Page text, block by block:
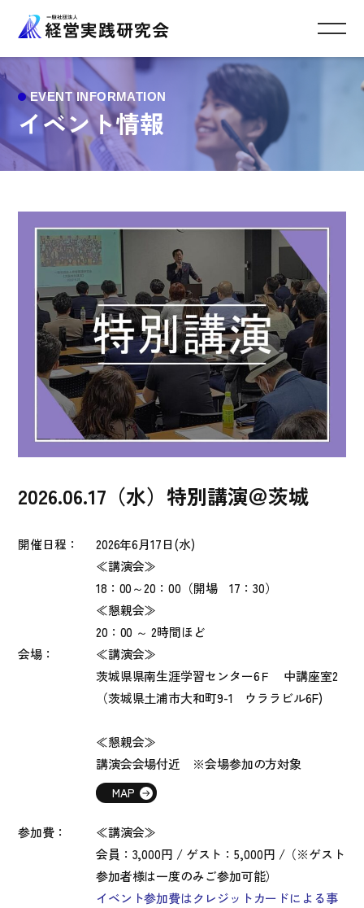
イベント情報
2026.06.17（水）特別講演＠茨城
開催日程：
2026年6月17日(水)
≪講演会≫
18：00～20：00（開場 17：30）
≪懇親会≫
20：00 ～ 2時間ほど
会場：
≪講演会≫
茨城県県南生涯学習センター6Ｆ 中講座室2
（茨城県土浦市大和町9-1 ウララビル6F)
≪懇親会≫
講演会会場付近 ※会場参加の方対象
MAP
参加費：
≪講演会≫
会員：3,000円 / ゲスト：5,000円 /（※ゲスト
参加者様は一度のみご参加可能）
イベント参加費はクレジットカードによる事